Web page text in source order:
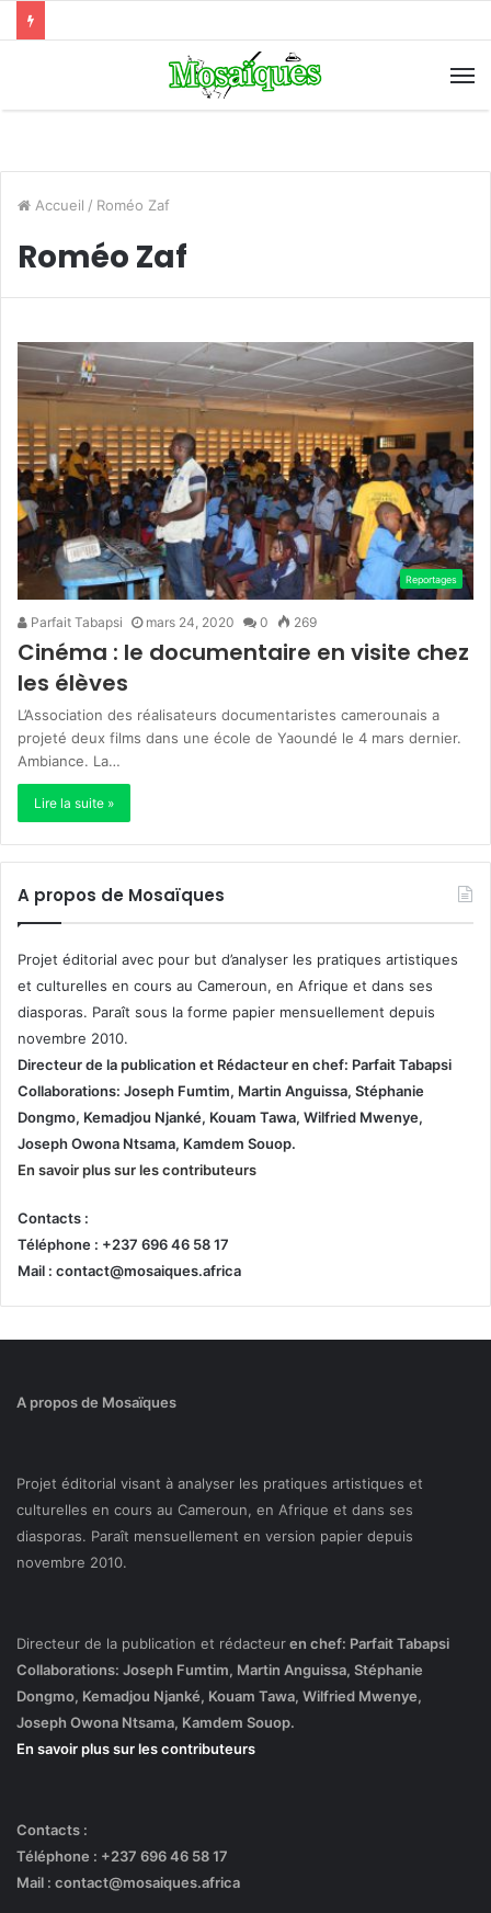
Accueil / Roméo Zaf
Roméo Zaf
Reportages
Parfait Tabapsi mars 24, 2020 0 269
Cinéma : le documentaire en visite chez
les élèves
L’Association des réalisateurs documentaristes camerounais a
projeté deux films dans une école de Yaoundé le 4 mars dernier.
Ambiance. La…
Lire la suite »
A propos de Mosaïques
Projet éditorial avec pour but d’analyser les pratiques artistiques
et culturelles en cours au Cameroun, en Afrique et dans ses
diasporas. Paraît sous la forme papier mensuellement depuis
novembre 2010.
Directeur de la publication et Rédacteur en chef: Parfait Tabapsi
Collaborations: Joseph Fumtim, Martin Anguissa, Stéphanie
Dongmo, Kemadjou Njanké, Kouam Tawa, Wilfried Mwenye,
Joseph Owona Ntsama, Kamdem Souop.
En savoir plus sur les contributeurs
Contacts :
Téléphone : +237 696 46 58 17
Mail : contact@mosaiques.africa
A propos de Mosaïques
Projet éditorial visant à analyser les pratiques artistiques et
culturelles en cours au Cameroun, en Afrique et dans ses
diasporas. Paraît mensuellement en version papier depuis
novembre 2010.
Directeur de la publication et rédacteuren chef: Parfait Tabapsi
Collaborations: Joseph Fumtim, Martin Anguissa, Stéphanie
Dongmo, Kemadjou Njanké, Kouam Tawa, Wilfried Mwenye,
Joseph Owona Ntsama, Kamdem Souop.
En savoir plus sur les contributeurs
Contacts :
Téléphone : +237 696 46 58 17
Mail : contact@mosaiques.africa